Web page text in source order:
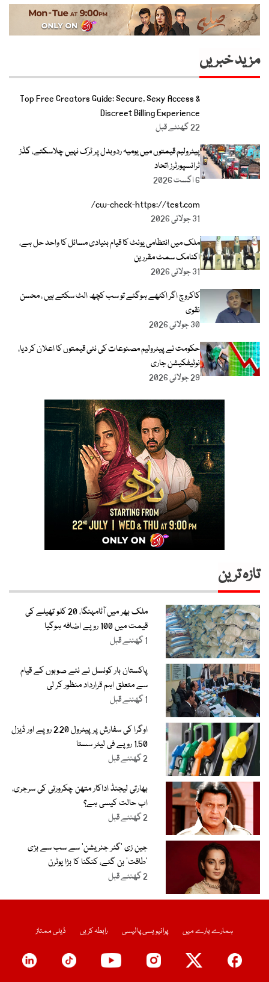
مزید خبریں
Top Free Creators Guide: Secure, Sexy Access &
Discreet Billing Experience
22 گھنٹے قبل
پیٹرولیم قیمتوں میں یومیہ ردوبدل پر ٹرک نہیں چلاسکتے، گڈز
ٹرانسپورٹرز اتحاد
6 اگست 2026
cw-check-https://test.com/
31 جولائی 2026
ملک میں انتظامی یونٹ کا قیام بنیادی مسائل کا واحد حل ہے،
اکنامک سمٹ مقررین
31 جولائی 2026
کاکروچ اگر اکٹھے ہوگئے تو سب کچھ الٹ سکتے ہیں ، محسن
نقوی
30 جولائی 2026
حکومت نے پیٹرولیم مصنوعات کی نئی قیمتوں کا اعلان کر دیا،
نوٹیفکیشن جاری
29 جولائی 2026
تازہ ترین
ملک بھر میں آٹامہنگا، 20 کلو تھیلے کی
قیمت میں 100 روپے اضافہ ہوگیا
1 گھنٹے قبل
پاکستان بار کونسل نے نئے صوبوں کے قیام
سے متعلق اہم قرارداد منظور کر لی
1 گھنٹے قبل
اوگرا کی سفارش پر پیٹرول 2.20 روپے اور ڈیزل
1.50 روپے فی لیٹر سستا
2 گھنٹے قبل
بھارتی لیجنڈ اداکار متھن چکرورتی کی سرجری،
اب حالت کیسی ہے؟
2 گھنٹے قبل
جین زی ’گٹر جنریشن‘ سے سب سے بڑی
’طاقت‘ بن گئے، کنگنا کا بڑا یوٹرن
2 گھنٹے قبل
ہمارے بارے میں پرائیویسی پالیسی رابطہ کریں ڈیلی ممتاز